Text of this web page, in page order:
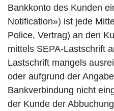
Bankkonto des Kunden
Notification») ist jede
Police, Vertrag) an den
mittels SEPA-Lastschrift
Lastschrift mangels
oder aufgrund der
Bankverbindung nicht
der Kunde der